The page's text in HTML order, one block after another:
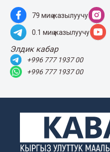
79 миң жазылуучу
0.1 миң жазылуучу
Элдик кабар
+996 777 1937 00
+996 777 1937 00